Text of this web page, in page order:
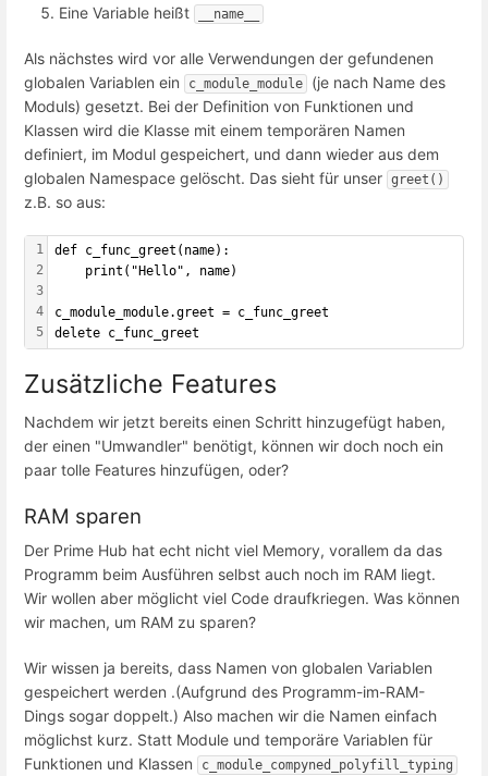
Eine Variable heißt
__name__
Als nächstes wird vor alle Verwendungen der gefundenen
globalen Variablen ein
c_module_module
(je nach Name des
Moduls) gesetzt. Bei der Definition von Funktionen und
Klassen wird die Klasse mit einem temporären Namen
definiert, im Modul gespeichert, und dann wieder aus dem
globalen Namespace gelöscht. Das sieht für unser greet()
z.B. so aus:
1
2
3
4
5
def c_func_greet(name):
    print("Hello", name)
c_module_module.greet = c_func_greet
delete c_func_greet
Zusätzliche Features
Nachdem wir jetzt bereits einen Schritt hinzugefügt haben,
der einen "Umwandler" benötigt, können wir doch noch ein
paar tolle Features hinzufügen, oder?
RAM sparen
Der Prime Hub hat echt nicht viel Memory, vorallem da das
Programm beim Ausführen selbst auch noch im RAM liegt.
Wir wollen aber möglicht viel Code draufkriegen. Was können
wir machen, um RAM zu sparen?
Wir wissen ja bereits, dass Namen von globalen Variablen
gespeichert werden .(Aufgrund des Programm-im-RAM-
Dings sogar doppelt.) Also machen wir die Namen einfach
möglichst kurz. Statt Module und temporäre Variablen für
Funktionen und Klassen
c_module_compyned_polyfill_typing